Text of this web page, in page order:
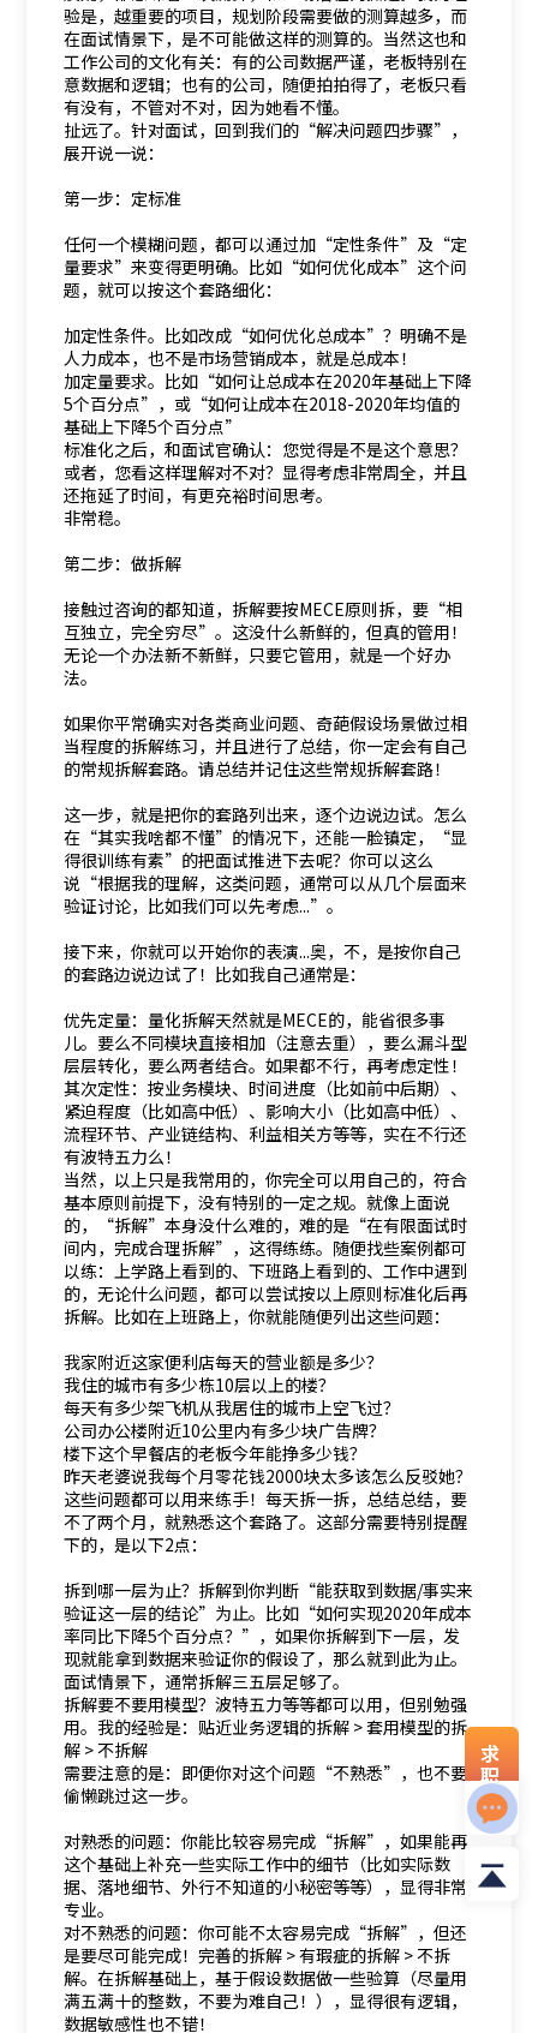
验是，越重要的项目，规划阶段需要做的测算越多，而
在面试情景下，是不可能做这样的测算的。当然这也和
工作公司的文化有关：有的公司数据严谨，老板特别在
意数据和逻辑；也有的公司，随便拍拍得了，老板只看
有没有，不管对不对，因为她看不懂。
扯远了。针对面试，回到我们的“解决问题四步骤”，
展开说一说：
第一步：定标准
任何一个模糊问题，都可以通过加“定性条件”及“定
量要求”来变得更明确。比如“如何优化成本”这个问
题，就可以按这个套路细化：
加定性条件。比如改成“如何优化总成本”？明确不是
人力成本，也不是市场营销成本，就是总成本！
加定量要求。比如“如何让总成本在2020年基础上下降
5个百分点”，或“如何让成本在2018-2020年均值的
基础上下降5个百分点”
标准化之后，和面试官确认：您觉得是不是这个意思？
或者，您看这样理解对不对？显得考虑非常周全，并且
还拖延了时间，有更充裕时间思考。
非常稳。
第二步：做拆解
接触过咨询的都知道，拆解要按MECE原则拆，要“相
互独立，完全穷尽”。这没什么新鲜的，但真的管用！
无论一个办法新不新鲜，只要它管用，就是一个好办
法。
如果你平常确实对各类商业问题、奇葩假设场景做过相
当程度的拆解练习，并且进行了总结，你一定会有自己
的常规拆解套路。请总结并记住这些常规拆解套路！
这一步，就是把你的套路列出来，逐个边说边试。怎么
在“其实我啥都不懂”的情况下，还能一脸镇定，“显
得很训练有素”的把面试推进下去呢？你可以这么
说“根据我的理解，这类问题，通常可以从几个层面来
验证讨论，比如我们可以先考虑...”。
接下来，你就可以开始你的表演...奥，不，是按你自己
的套路边说边试了！比如我自己通常是：
优先定量：量化拆解天然就是MECE的，能省很多事
儿。要么不同模块直接相加（注意去重），要么漏斗型
层层转化，要么两者结合。如果都不行，再考虑定性！
其次定性：按业务模块、时间进度（比如前中后期）、
紧迫程度（比如高中低）、影响大小（比如高中低）、
流程环节、产业链结构、利益相关方等等，实在不行还
有波特五力么！
当然，以上只是我常用的，你完全可以用自己的，符合
基本原则前提下，没有特别的一定之规。就像上面说
的，“拆解”本身没什么难的，难的是“在有限面试时
间内，完成合理拆解”，这得练练。随便找些案例都可
以练：上学路上看到的、下班路上看到的、工作中遇到
的，无论什么问题，都可以尝试按以上原则标准化后再
拆解。比如在上班路上，你就能随便列出这些问题：
我家附近这家便利店每天的营业额是多少？
我住的城市有多少栋10层以上的楼？
每天有多少架飞机从我居住的城市上空飞过？
公司办公楼附近10公里内有多少块广告牌？
楼下这个早餐店的老板今年能挣多少钱？
昨天老婆说我每个月零花钱2000块太多该怎么反驳她？
这些问题都可以用来练手！每天拆一拆，总结总结，要
不了两个月，就熟悉这个套路了。这部分需要特别提醒
下的，是以下2点：
拆到哪一层为止？拆解到你判断“能获取到数据/事实来
验证这一层的结论”为止。比如“如何实现2020年成本
率同比下降5个百分点？”，如果你拆解到下一层，发
现就能拿到数据来验证你的假设了，那么就到此为止。
面试情景下，通常拆解三五层足够了。
拆解要不要用模型？波特五力等等都可以用，但别勉强
用。我的经验是：贴近业务逻辑的拆解 > 套用模型的拆
解 > 不拆解
需要注意的是：即便你对这个问题“不熟悉”，也不要
偷懒跳过这一步。
对熟悉的问题：你能比较容易完成“拆解”，如果能再
这个基础上补充一些实际工作中的细节（比如实际数
据、落地细节、外行不知道的小秘密等等），显得非常
专业。
对不熟悉的问题：你可能不太容易完成“拆解”，但还
是要尽可能完成！完善的拆解 > 有瑕疵的拆解 > 不拆
解。在拆解基础上，基于假设数据做一些验算（尽量用
满五满十的整数，不要为难自己！），显得很有逻辑，
数据敏感性也不错！
求
职
资
料